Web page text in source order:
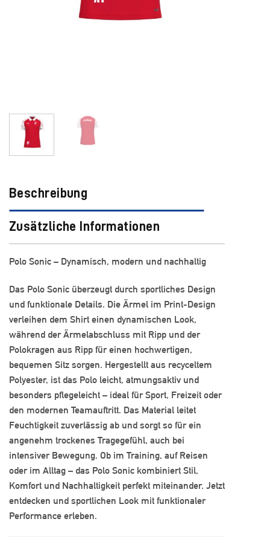
Beschreibung
Zusätzliche Informationen
Polo Sonic – Dynamisch, modern und nachhaltig
Das Polo Sonic überzeugt durch sportliches Design
und funktionale Details. Die Ärmel im Print-Design
verleihen dem Shirt einen dynamischen Look,
während der Ärmelabschluss mit Ripp und der
Polokragen aus Ripp für einen hochwertigen,
bequemen Sitz sorgen. Hergestellt aus recyceltem
Polyester, ist das Polo leicht, atmungsaktiv und
besonders pflegeleicht – ideal für Sport, Freizeit oder
den modernen Teamauftritt. Das Material leitet
Feuchtigkeit zuverlässig ab und sorgt so für ein
angenehm trockenes Tragegefühl, auch bei
intensiver Bewegung. Ob im Training, auf Reisen
oder im Alltag – das Polo Sonic kombiniert Stil,
Komfort und Nachhaltigkeit perfekt miteinander. Jetzt
entdecken und sportlichen Look mit funktionaler
Performance erleben.